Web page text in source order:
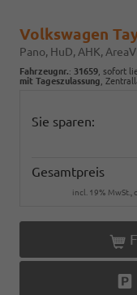
Volkswagen
Pano, HuD, AHK,
Fahrzeugnr.: 31659 sofort
mit Tageszulassung ,
Sie sparen:
Gesamtpreis
incl. 19% MwSt.,